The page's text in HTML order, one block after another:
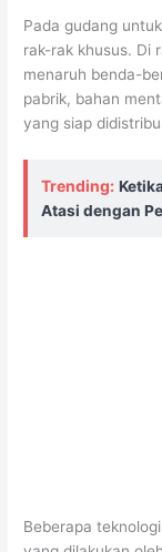
Pada gudang
rak-rak khusus. Di
menaruh benda-
pabrik, bahan
yang siap
Trending:
Atasi dengan
Beberapa